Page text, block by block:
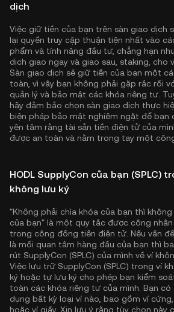
dịch
Việc giữ tiền của bạn trên sàn giao dịch
lại quyền truy cập thuận tiện nhất vào
phẩm và tính năng đầu tư, chẳng hạn
dịch giao ngay và giao sau, staking, cho
Sàn giao dịch sẽ giữ tiền của bạn một
toàn, vì vậy bạn không phải gặp rắc rối
quản lý và bảo mật các khóa riêng tư.
hãy đảm bảo chọn sàn giao dịch thực
biện pháp bảo mật nghiêm ngặt để bạn
yên tâm rằng tài sản tiền điện tử của
được an toàn và nằm trong tay một
HODL SupplyCon của bạn (SPLC)
không lưu ký
"Không phải chìa khóa của bạn thì
của bạn" là một quy tắc được công
trong cộng đồng tiền điện tử. Nếu vấn
là mối quan tâm hàng đầu của bạn thì
rút SupplyCon (SPLC) của mình về ví
Việc lưu trữ SupplyCon (SPLC) trong ví
ký hoặc tự lưu ký cho phép bạn kiểm
toàn các khóa riêng tư của mình. Bạn có
dụng bất kỳ loại ví nào, bao gồm ví
hoặc ví giấy. Xin lưu ý rằng tùy chọn này